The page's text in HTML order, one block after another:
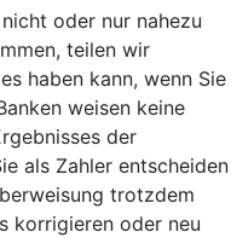
oder nur nahezu
teilen wir
haben kann, wenn Sie
weisen keine
der
als Zahler entscheiden
trotzdem
korrigieren oder neu